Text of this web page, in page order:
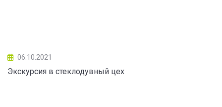
06.10.2021
Экскурсия в стеклодувный цех